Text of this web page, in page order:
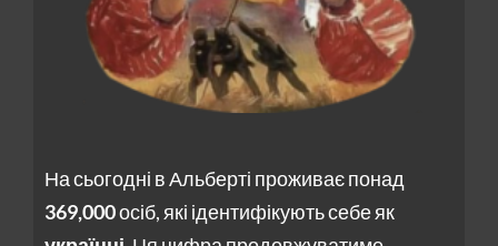
На сьогодні в Альберті проживає понад
369,000осіб, які ідентифікують себе як